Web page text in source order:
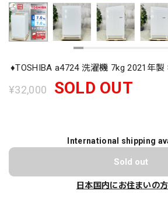
♦️TOSHIBA a4724 洗濯機 7kg 2021年製
¥32,000 SOLD OUT
International shipping
Sold out
日本国内にお住まいの